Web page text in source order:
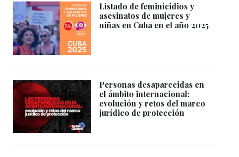
Listado de feminicidios y
asesinatos de mujeres y
niñas en Cuba en el año 2025
Personas desaparecidas en
el ámbito internacional:
evolución y retos del marco
jurídico de protección